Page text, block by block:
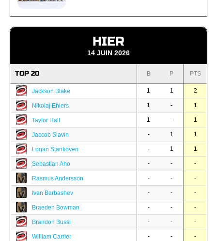
HIER
14 JUIN 2026
TOP 20 B P PTS
Jackson Blake 1 1 2
Nikolaj Ehlers 1 - 1
Taylor Hall 1 - 1
Jaccob Slavin - 1 1
Logan Stankoven - 1 1
Sebastian Aho - - -
Rasmus Andersson - - -
Ivan Barbashev - - -
Braeden Bowman - - -
Brandon Bussi - - -
William Carrier - - -